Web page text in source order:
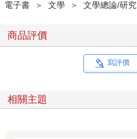
電子書 ＞ 文學 ＞ 文學總論/研究
商品評價
寫評價
相關主題